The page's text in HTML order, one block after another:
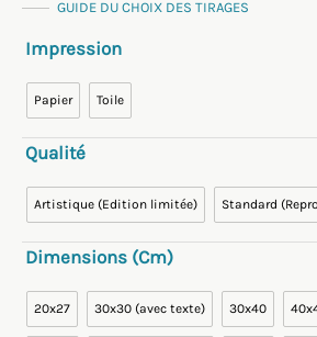
GUIDE DU CHOIX DES TIRAGES
Impression
Papier Toile
Qualité
Artistique (Edition limitée) Standard
Dimensions (cm)
20x27 30x30 (avec texte) 30x40